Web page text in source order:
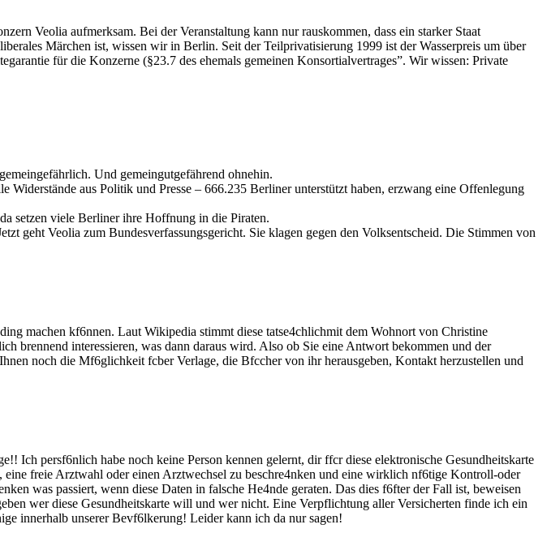
Veolia aufmerksam. Bei der Veranstaltung kann nur rauskommen, dass ein starker Staat
Märchen ist, wissen wir in Berlin. Seit der Teilprivatisierung 1999 ist der Wasserpreis um über
für die Konzerne (§23.7 des ehemals gemeinen Konsortialvertrages”. Wir wissen: Private
Und gemeingutgefährend ohnehin.
Widerstände aus Politik und Presse – 666.235 Berliner unterstützt haben, erzwang eine Offenlegung
setzen viele Berliner ihre Hoffnung in die Piraten.
geht Veolia zum Bundesverfassungsgericht. Sie klagen gegen den Volksentscheid. Die Stimmen von
machen kf6nnen. Laut Wikipedia stimmt diese tatse4chlichmit dem Wohnort von Christine
brennend interessieren, was dann daraus wird. Also ob Sie eine Antwort bekommen und der
noch die Mf6glichkeit fcber Verlage, die Bfccher von ihr herausgeben, Kontakt herzustellen und
Ich persf6nlich habe noch keine Person kennen gelernt, dir ffcr diese elektronische Gesundheitskarte
freie Arztwahl oder einen Arztwechsel zu beschre4nken und eine wirklich nf6tige Kontroll-oder
was passiert, wenn diese Daten in falsche He4nde geraten. Das dies f6fter der Fall ist, beweisen
wer diese Gesundheitskarte will und wer nicht. Eine Verpflichtung aller Versicherten finde ich ein
innerhalb unserer Bevf6lkerung! Leider kann ich da nur sagen!